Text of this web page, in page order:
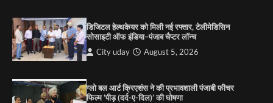
1
शुरुआत की
City uday September 5, 2025
कश्मीर तक किया आगाज़, राष्ट्रीय एकता को मिलेगा नया
आयाम
डिजिटल हेल्थकेयर को मिली नई रफ्तार, टेलीमेडिसिन
सोसाइटी ऑफ इंडिया–पंजाब चैप्टर लॉन्च
City uday August 5, 2026
ग्लो बल आर्ट क्रिएशंस ने की प्रभावशाली पंजाबी फीचर
फिल्म ‘पीड़ (दर्द-ए-दिल)’ की घोषणा